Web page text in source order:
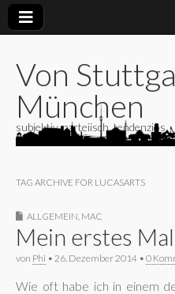
Von
München
subjektiv, parteiisch, tendenziös
TAG ARCHIVE FOR LUCASARTS
ALLGEMEIN MAC
Mein erstes
von Phi • 26. Dezember 2014 • 0
Wie oft habe ich in einem